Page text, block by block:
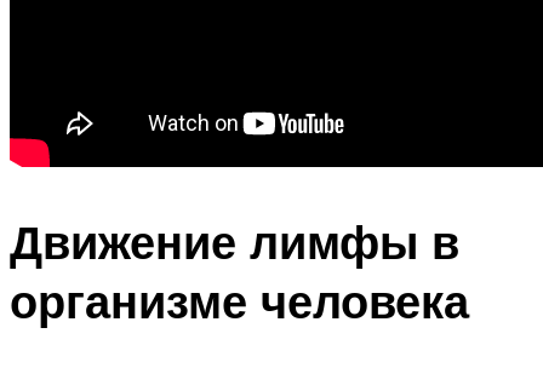
Движение лимфы в
организме человека